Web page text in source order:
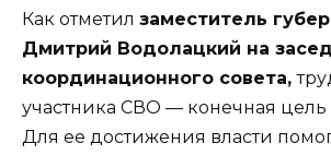
Как отметил заместитель
Дмитрий Водолацкий на
координационного совета,
участника СВО — конечная цель
Для ее достижения власти